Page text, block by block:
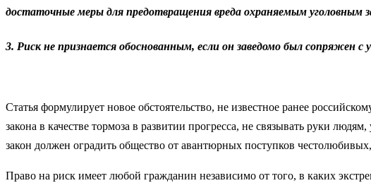
достаточные меры для предотвращения вреда охраняемым уголовным
3. Риск не признается обоснованным, если он заведомо был сопряжен
Статья формулирует новое обстоятельство, не известное ранее
закона в качестве тормоза в развитии прогресса, не связывать руки
закон должен оградить общество от авантюрных поступков
Право на риск имеет любой гражданин независимо от того, в каких